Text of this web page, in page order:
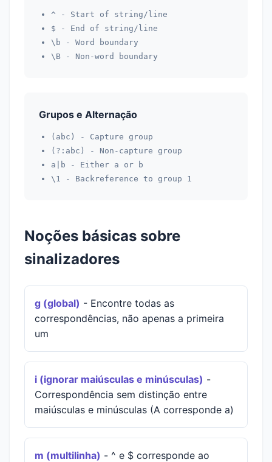
^ - Start of string/line
$ - End of string/line
\b - Word boundary
\B - Non-word boundary
Grupos e Alternação
(abc)
- Capture group
(?:abc)
- Non-capture group
a|b - Either a or b
\1 - Backreference to group 1
Noções básicas sobre
sinalizadores
g (global) - Encontre todas as
correspondências, não apenas a primeira
um
i (ignorar maiúsculas e minúsculas) -
Correspondência sem distinção entre
maiúsculas e minúsculas (A corresponde a)
m (multilinha) - ^ e $ corresponde ao